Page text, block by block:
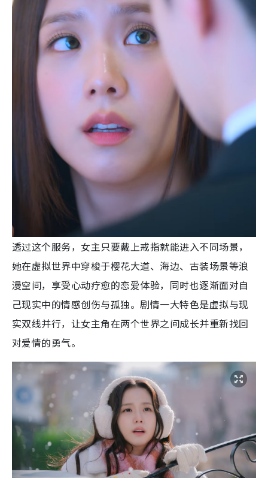
透过这个服务，女主只要戴上戒指就能进入不同场景，
她在虚拟世界中穿梭于樱花大道、海边、古装场景等浪
漫空间，享受心动疗愈的恋爱体验，同时也逐渐面对自
己现实中的情感创伤与孤独。剧情一大特色是虚拟与现
实双线并行，让女主角在两个世界之间成长并重新找回
对爱情的勇气。